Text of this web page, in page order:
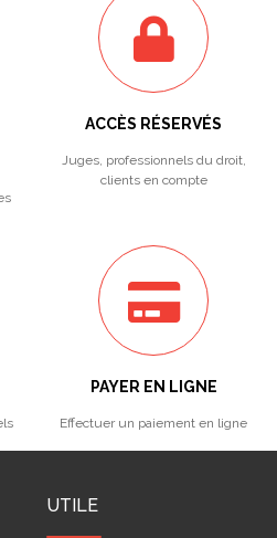
ACCÈS RÉSERVÉS
Juges, professionnels du droit,
clients en compte
PAYER EN LIGNE
Effectuer un paiement en ligne
UTILE